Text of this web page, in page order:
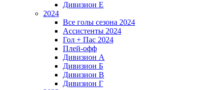
Дивизион Е
2024
Все голы сезона 2024
Ассистенты 2024
Гол + Пас 2024
Плей-офф
Дивизион A
Дивизион Б
Дивизион В
Дивизион Г